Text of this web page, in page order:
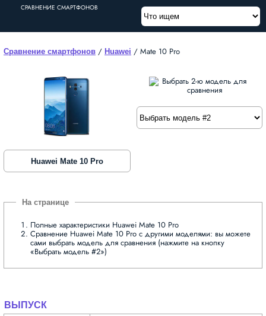
СРАВНЕНИЕ СМАРТФОНОВ
Сравнение смартфонов / Huawei / Mate 10 Pro
Huawei Mate 10 Pro
Полные характеристики Huawei Mate 10 Pro
Сравнение Huawei Mate 10 Pro с другими моделями: вы можете
сами выбрать модель для сравнения (нажмите на кнопку
«Выбрать модель #2»)
ВЫПУСК